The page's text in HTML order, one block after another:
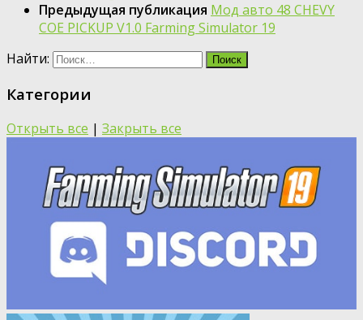
Предыдущая публикация Moд авто 48 CHEVY
COE PICKUP V1.0 Farming Simulator 19
Найти:
Категории
Открыть все | Закрыть все